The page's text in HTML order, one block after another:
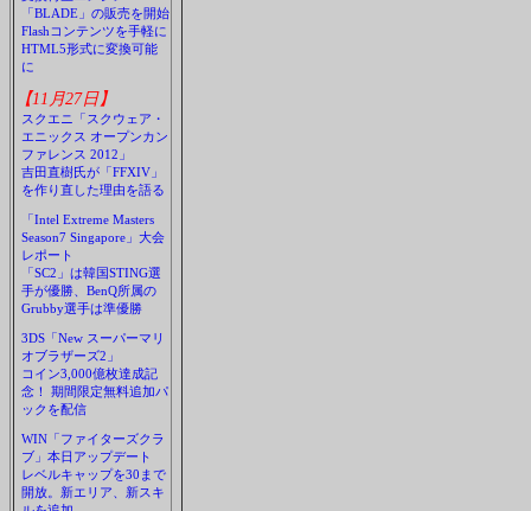
「BLADE」の販売を開始
Flashコンテンツを手軽に
HTML5形式に変換可能
に
【11月27日】
スクエニ「スクウェア・
エニックス オープンカン
ファレンス 2012」
吉田直樹氏が「FFXIV」
を作り直した理由を語る
「Intel Extreme Masters
Season7 Singapore」大会
レポート
「SC2」は韓国STING選
手が優勝、BenQ所属の
Grubby選手は準優勝
3DS「New スーパーマリ
オブラザーズ2」
コイン3,000億枚達成記
念！ 期間限定無料追加パ
ックを配信
WIN「ファイターズクラ
ブ」本日アップデート
レベルキャップを30まで
開放。新エリア、新スキ